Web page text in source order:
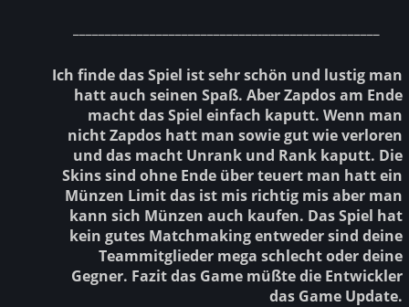
Ich finde das Spiel ist sehr schön und lustig man
hatt auch seinen Spaß. Aber Zapdos am Ende
macht das Spiel einfach kaputt. Wenn man
nicht Zapdos hatt man sowie gut wie verloren
und das macht Unrank und Rank kaputt. Die
Skins sind ohne Ende über teuert man hatt ein
Münzen Limit das ist mis richtig mis aber man
kann sich Münzen auch kaufen. Das Spiel hat
kein gutes Matchmaking entweder sind deine
Teammitglieder mega schlecht oder deine
Gegner. Fazit das Game müßte die Entwickler
das Game Update.